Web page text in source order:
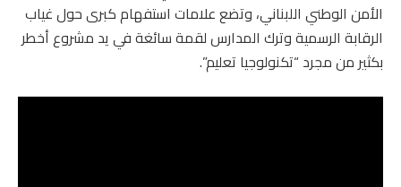
الأمن الوطني اللبناني، وتضع علامات استفهام كبرى حول غياب
الرقابة الرسمية وترك المدارس لقمة سائغة في يد مشروع أخطر
بكثير من مجرد “تكنولوجيا تعليم”.